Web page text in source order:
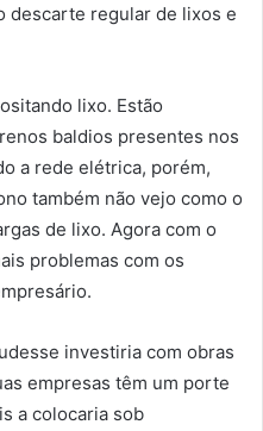
descarte regular de lixos e
lixo. Estão
baldios presentes nos
a rede elétrica, porém,
também não vejo como o
de lixo. Agora com o
problemas com os
investiria com obras
empresas têm um porte
a colocaria sob